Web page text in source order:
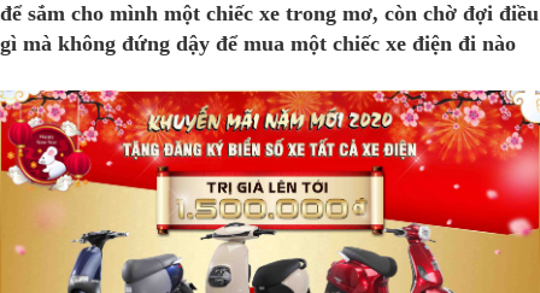
để sắm cho mình một chiếc xe trong mơ, còn chờ đợi điều
gì mà không đứng dậy để mua một chiếc xe điện đi nào